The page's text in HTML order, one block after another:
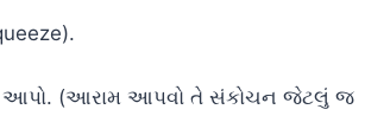
(આરામ આપવો તે સંકોચન જેટલું જ